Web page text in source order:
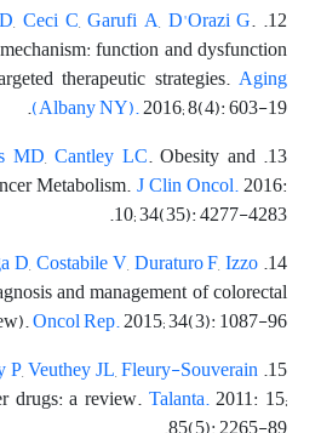
12.
, Ceci C,Garufi A, D'Orazi G.
function and dysfunction
therapeutic strategies. Aging
(Albany NY).2016; 8(4): 603-19.
13.
MD, Cantley LC. Obesity and
Metabolism.J Clin Oncol.2016:
10; 34(35): 4277-4283.
14.
D,Costabile V,Duraturo F,Izzo
and management of colorectal
Oncol Rep.2015; 34(3): 1087-96.
15.
P,Veuthey JL,Fleury-Souverain
drugs: a review. Talanta.2011: 15;